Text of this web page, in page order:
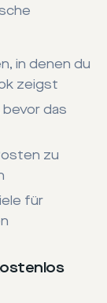
in denen du
zeigst
das
zu
für